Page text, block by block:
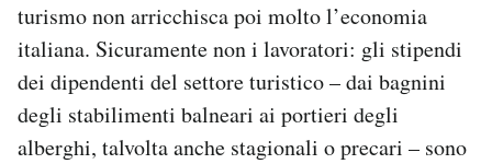
turismo non arricchisca poi molto l’economia
italiana. Sicuramente non i lavoratori: gli stipendi
dei dipendenti del settore turistico – dai bagnini
degli stabilimenti balneari ai portieri degli
alberghi, talvolta anche stagionali o precari – sono